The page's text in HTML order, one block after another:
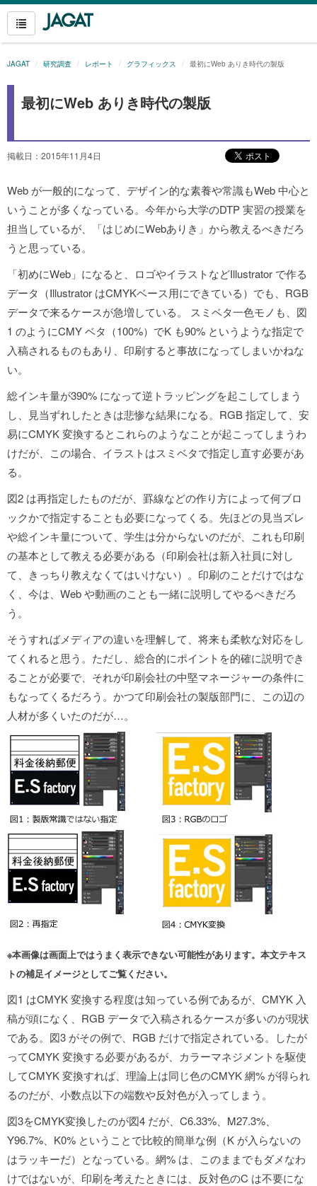
JAGAT 研究調査 レポート グラフィックス 最初にWeb ありき時代の製版
最初にWeb ありき時代の製版
掲載日：2015年11月4日
Web が一般的になって、デザイン的な素養や常識もWeb 中心と
いうことが多くなっている。今年から大学のDTP 実習の授業を
担当しているが、「はじめにWebありき」から教えるべきだろ
うと思っている。
「初めにWeb」になると、ロゴやイラストなどIllustrator で作る
データ（Illustrator はCMYKベース用にできている）でも、RGB
データで来るケースが急増している。 スミベタ一色モノも、図
1 のようにCMY ベタ（100%）でK も90% というような指定で
入稿されるものもあり、印刷すると事故になってしまいかねな
い。
総インキ量が390% になって逆トラッピングを起こしてしまう
し、見当ずれしたときは悲惨な結果になる。RGB 指定して、安
易にCMYK 変換するとこれらのようなことが起こってしまうわ
けだが、この場合、イラストはスミベタで指定し直す必要があ
る。
図2 は再指定したものだが、罫線などの作り方によって何ブロ
ックかで指定することも必要になってくる。先ほどの見当ズレ
や総インキ量について、学生は分からないのだが、これも印刷
の基本として教える必要がある（印刷会社は新入社員に対し
て、きっちり教えなくてはいけない）。印刷のことだけではな
く、今は、Web や動画のことも一緒に説明してやるべきだろ
う。
そうすればメディアの違いを理解して、将来も柔軟な対応をし
てくれると思う。ただし、総合的にポイントを的確に説明でき
ることが必要で、それが印刷会社の中堅マネージャーの条件に
もなってくるだろう。かつて印刷会社の製版部門に、この辺の
人材が多くいたのだが…。
※本画像は画面上ではうまく表示できない可能性があります。本文テキス
トの補足イメージとしてご覧ください。
図1 はCMYK 変換する程度は知っている例であるが、CMYK 入
稿が頭になく、RGB データで入稿されるケースが多いのが現状
である。図3 がその例で、RGB だけで指定されている。したが
ってCMYK 変換する必要があるが、カラーマネジメントを駆使
してCMYK 変換すれば、理論上は同じ色のCMYK 網% が得られ
るのだが、小数点以下の端数や反対色が入ってしまう。
図3をCMYK変換したのが図4 だが、C6.33%、M27.3%、
Y96.7%、K0% ということで比較的簡単な例（K が入らないの
はラッキーだ）となっている。網% は、このままでもダメなわ
けではないが、印刷を考えたときには、反対色のC は不要にな